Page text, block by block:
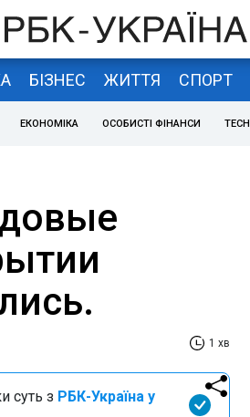
БІЗНЕС ЖИТТЯ СПОРТ
ЕКОНОМІКА ОСОБИСТІ ФІНАНСИ TECH
1 хв
суть з РБК-Україна у